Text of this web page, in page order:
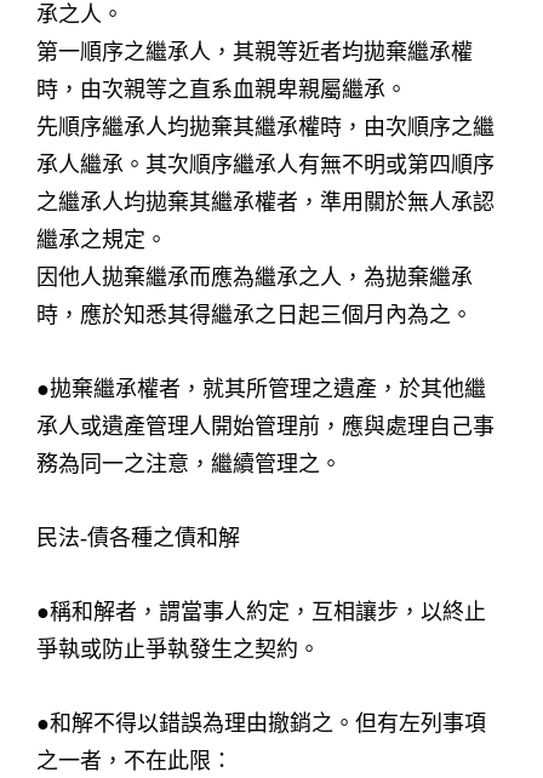
承之人。
第一順序之繼承人，其親等近者均拋棄繼承權
時，由次親等之直系血親卑親屬繼承。
先順序繼承人均拋棄其繼承權時，由次順序之繼
承人繼承。其次順序繼承人有無不明或第四順序
之繼承人均拋棄其繼承權者，準用關於無人承認
繼承之規定。
因他人拋棄繼承而應為繼承之人，為拋棄繼承
時，應於知悉其得繼承之日起三個月內為之。
●拋棄繼承權者，就其所管理之遺產，於其他繼
承人或遺產管理人開始管理前，應與處理自己事
務為同一之注意，繼續管理之。
民法-債各種之債和解
●稱和解者，謂當事人約定，互相讓步，以終止
爭執或防止爭執發生之契約。
●和解不得以錯誤為理由撤銷之。但有左列事項
之一者，不在此限：